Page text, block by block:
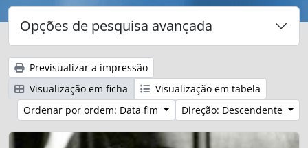
Opções de pesquisa avançada
Previsualizar a impressão
Visualização em ficha
Visualização em tabela
Ordenar por ordem: Data fim
Direção: Descendente